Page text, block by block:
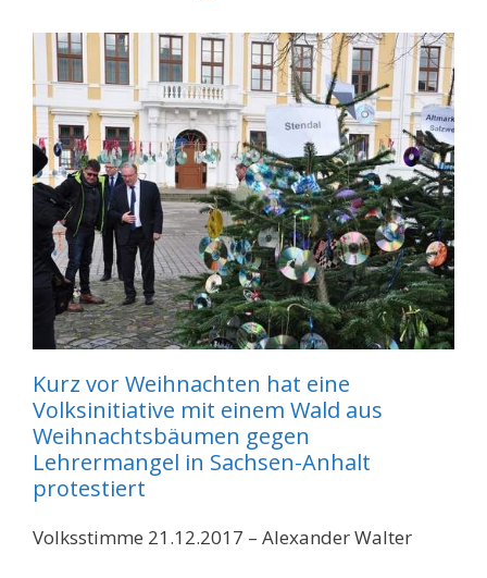
Kurz vor Weihnachten hat eine
Volksinitiative mit einem Wald aus
Weihnachtsbäumen gegen
Lehrermangel in Sachsen-Anhalt
protestiert
Volksstimme 21.12.2017 – Alexander Walter